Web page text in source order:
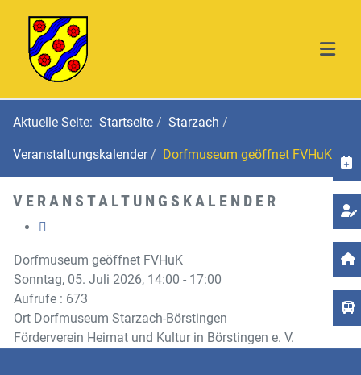
Aktuelle Seite: Startseite Starzach
Veranstaltungskalender Dorfmuseum geöffnet FVHuK
VERANSTALTUNGSKALENDER
Dorfmuseum geöffnet FVHuK
Sonntag, 05. Juli 2026, 14:00 - 17:00
Aufrufe : 673
Ort Dorfmuseum Starzach-Börstingen
Förderverein Heimat und Kultur in Börstingen e. V.